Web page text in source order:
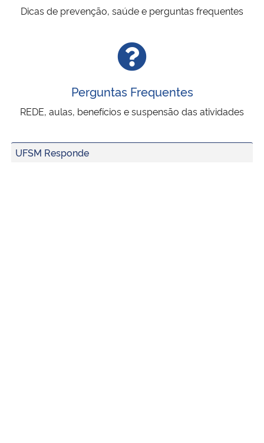
Dicas de prevenção, saúde e perguntas frequentes
Perguntas Frequentes
REDE, aulas, benefícios e suspensão das atividades
UFSM Responde